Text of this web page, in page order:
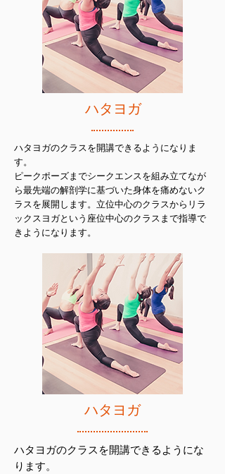
ハタヨガ
ハタヨガのクラスを開講できるようになりま
す。
ピークポーズまでシークエンスを組み立てなが
ら最先端の解剖学に基づいた身体を痛めないク
ラスを展開します。立位中心のクラスからリラ
ックスヨガという座位中心のクラスまで指導で
きようになります。
ハタヨガ
ハタヨガのクラスを開講できるようにな
ります。